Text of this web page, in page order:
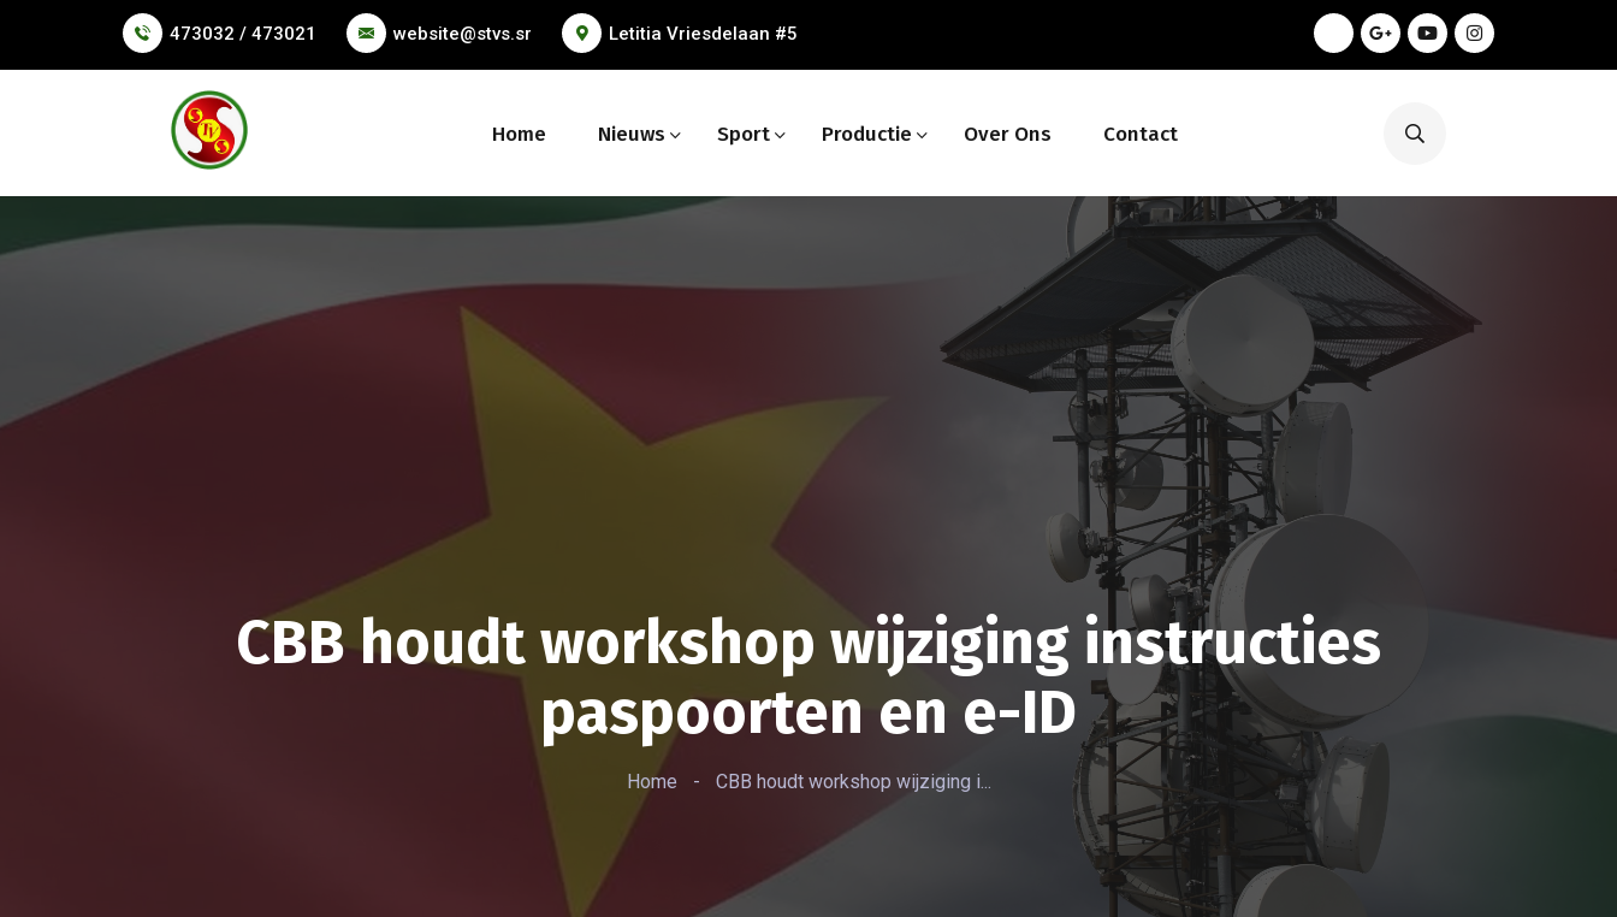
473032 / 473021 website@stvs.sr Letitia Vriesdelaan #5
Home Nieuws Sport Productie Over Ons Contact
CBB houdt workshop wijziging instructies
paspoorten en e-ID
Home - CBB houdt workshop wijziging i...